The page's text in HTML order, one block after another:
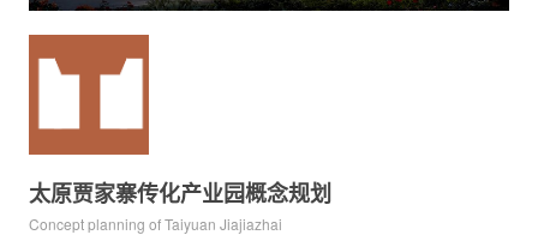
太原贾家寨传化产业园概念规划
Concept planning of Taiyuan Jiajiazhai